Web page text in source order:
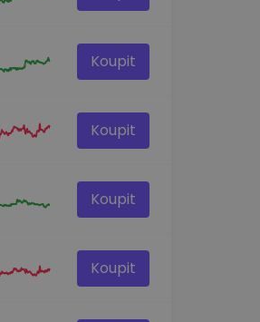
Koupit
Koupit
Koupit
Koupit